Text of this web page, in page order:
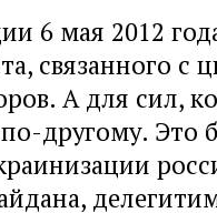
6 мая 2012
связанного с
А для сил,
другому. Это